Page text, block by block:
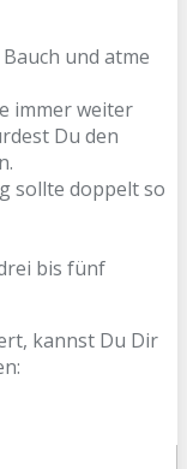
und atme
immer weiter
Du den
sollte doppelt so
bis fünf
kannst Du Dir